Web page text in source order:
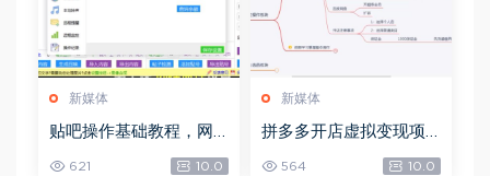
新媒体
贴吧操作基础教程，网
621 10.0
新媒体
拼多多开店虚拟变现项
目，网盘下载(2.70G)
564 10.0